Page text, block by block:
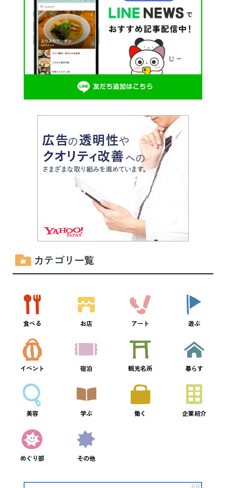
カテゴリ一覧
食べる お店 アート 遊ぶ
イベント 宿泊 観光名所 暮らす
美容 学ぶ 働く 企業紹介
めぐり部 その他